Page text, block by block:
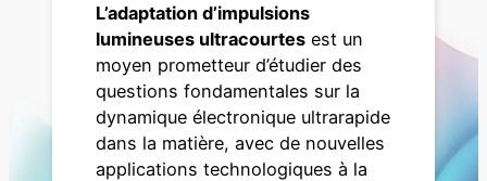
L’adaptation d’impulsions
lumineuses ultracourtes est un
moyen prometteur d’étudier des
questions fondamentales sur la
dynamique électronique ultrarapide
dans la matière, avec de nouvelles
applications technologiques à la